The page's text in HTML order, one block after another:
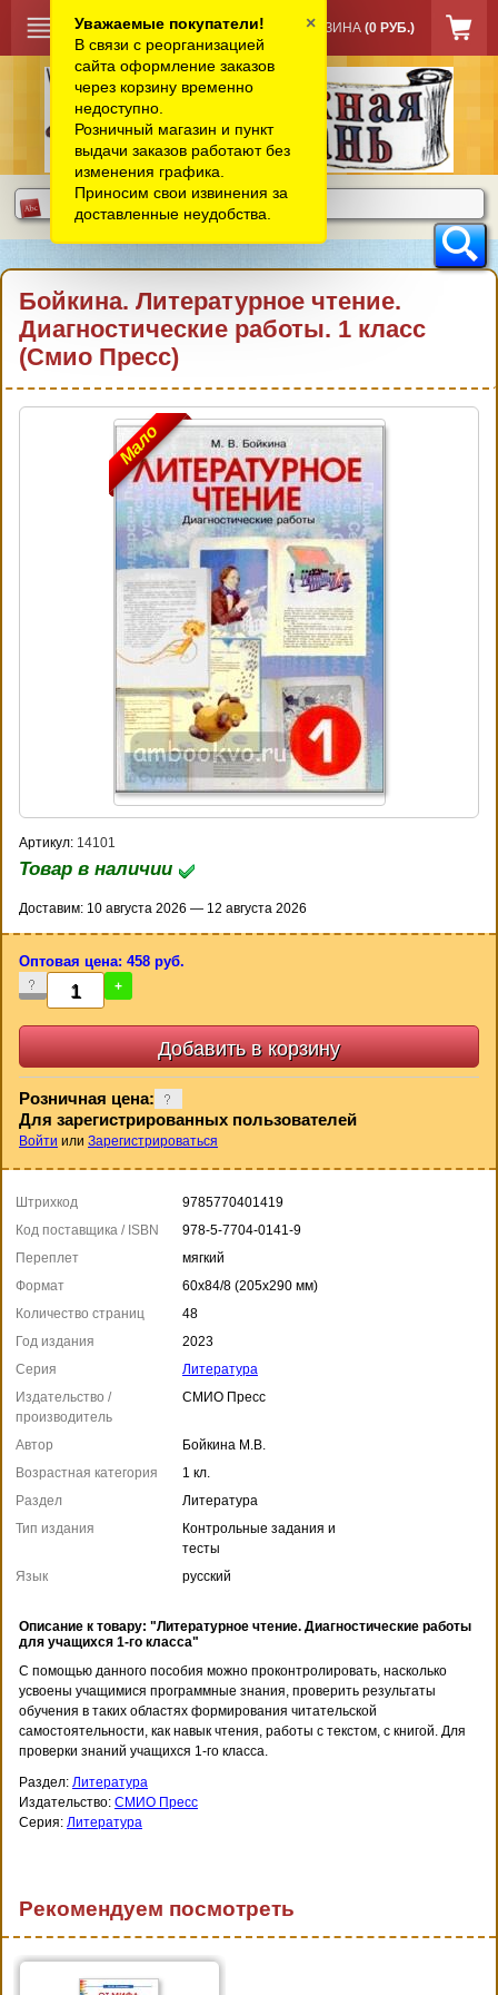
КОРЗИНА (0 РУБ.)
Бойкина. Литературное чтение.
Диагностические работы. 1 класс
(Смио Пресс)
Мало
Артикул: 14101
Товар в наличии
Доставим: 10 августа 2026 — 12 августа 2026
Оптовая цена: 458 руб.
- +
Розничная цена:
Для зарегистрированных пользователей
Войти или Зарегистрироваться
Штрихкод
9785770401419
Код поставщика / ISBN
978-5-7704-0141-9
Переплет
мягкий
Формат
60x84/8 (205x290 мм)
Количество страниц
48
Год издания
2023
Серия
Литература
Издательство /
производитель
СМИО Пресс
Автор
Бойкина М.В.
Возрастная категория
1 кл.
Раздел
Литература
Тип издания
Контрольные задания и
тесты
Язык
русский
Описание к товару: "Литературное чтение. Диагностические работы
для учащихся 1-го класса"
С помощью данного пособия можно проконтролировать, насколько
усвоены учащимися программные знания, проверить результаты
обучения в таких областях формирования читательской
самостоятельности, как навык чтения, работы с текстом, с книгой. Для
проверки знаний учащихся 1-го класса.
Раздел: Литература
Издательство: СМИО Пресс
Серия: Литература
Рекомендуем посмотреть
Уважаемые покупатели!
В связи с реорганизацией
сайта оформление заказов
через корзину временно
недоступно.
Розничный магазин и пункт
выдачи заказов работают без
изменения графика.
Приносим свои извинения за
доставленные неудобства.
×